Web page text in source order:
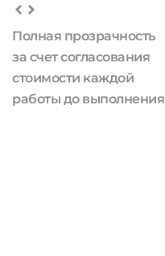
Полная прозрачность
за счет согласования
стоимости каждой
работы до выполнения